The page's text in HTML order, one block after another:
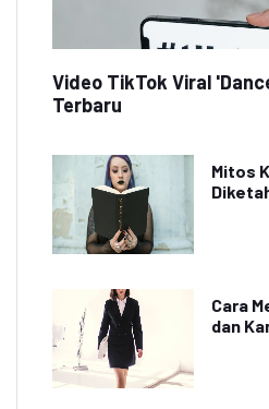
Video TikTok Viral
Terbaru
Mitos
Cara
dan